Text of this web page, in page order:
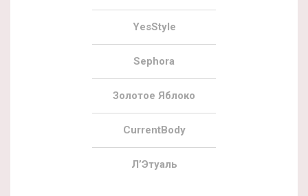
YesStyle
Sephora
Золотое Яблоко
CurrentBody
Л’Этуаль